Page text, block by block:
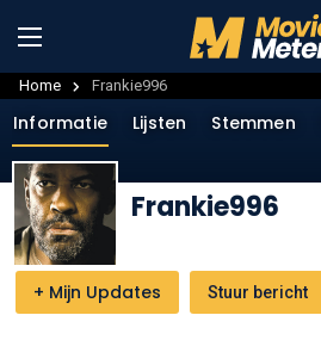
Home Frankie996
+ Mijn Updates Stuur bericht
Informatie Lijsten Stemmen
Frankie996